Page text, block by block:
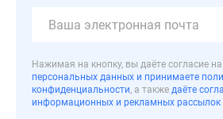
реновации
Москве
Нажимая на кнопку, вы даёте согласие
персональных данных и принимаете
конфиденциальности, а также даёте
информационных и рекламных рассылок